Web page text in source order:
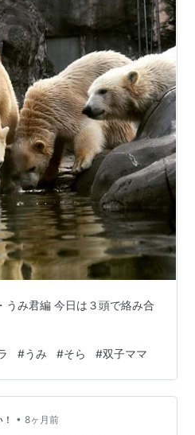
うみ君編 今日は３頭で絡み合
#うみ #そら #双子ママ
• 8ヶ月前